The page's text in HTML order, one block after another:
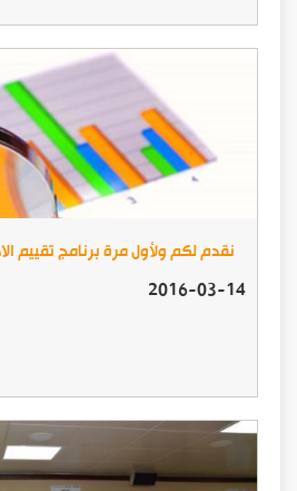
نقدم لكم ولأول مرة برنامج تقييم
2016-03-14